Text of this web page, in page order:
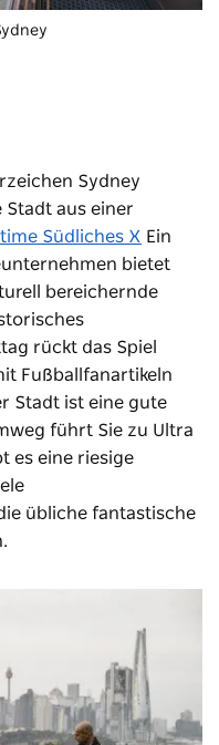
Sydney
Stadt aus einer
Südliches X Ein
bietet
bereichernde
rückt das Spiel
Fußballfanartikeln
Stadt ist eine gute
führt Sie zu Ultra
es eine riesige
übliche fantastische